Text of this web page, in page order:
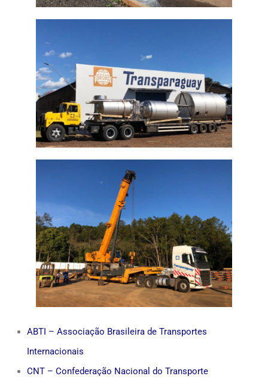
ABTI – Associação Brasileira de Transportes
Internacionais
CNT – Confederação Nacional do Transporte